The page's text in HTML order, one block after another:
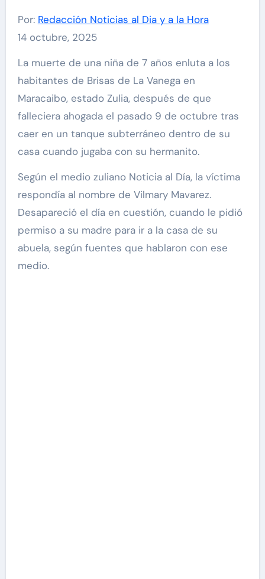
Por: Redacción Noticias al Dia y a la Hora
14 octubre, 2025
La muerte de una niña de 7 años enluta a los
habitantes de Brisas de La Vanega en
Maracaibo, estado Zulia, después de que
falleciera ahogada el pasado 9 de octubre tras
caer en un tanque subterráneo dentro de su
casa cuando jugaba con su hermanito.
Según el medio zuliano Noticia al Día, la víctima
respondía al nombre de Vilmary Mavarez.
Desapareció el día en cuestión, cuando le pidió
permiso a su madre para ir a la casa de su
abuela, según fuentes que hablaron con ese
medio.